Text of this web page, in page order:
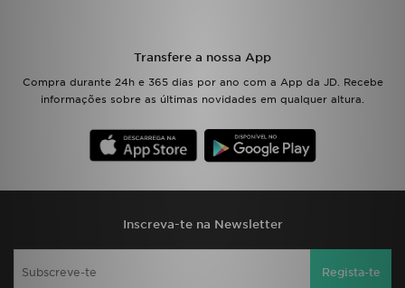
Transfere a nossa App
Compra durante 24h e 365 dias por ano com a App da JD. Recebe
informações sobre as últimas novidades em qualquer altura.
Inscreva-te na Newsletter
Regista-te